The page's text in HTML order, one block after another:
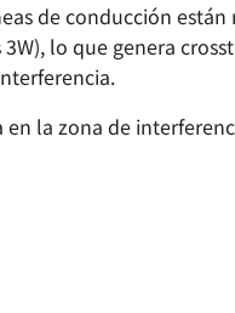
de conducción están
lo que genera
la zona de